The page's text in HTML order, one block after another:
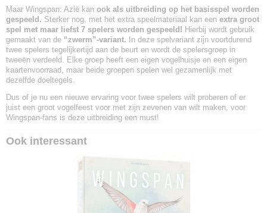
Maar Wingspan: Azië kan ook als uitbreiding op het basisspel worden
gespeeld. Sterker nog, met het extra speelmateriaal kan een extra groot
spel met maar liefst 7 spelers worden gespeeld! Hierbij wordt gebruik
gemaakt van de “zwerm”-variant.
In deze spelvariant zijn voortdurend
twee spelers tegelijkertijd aan de beurt en wordt de spelersgroep in
tweeën verdeeld. Elke groep heeft een eigen vogelhuisje en een eigen
kaartenvoorraad, maar beide groepen spelen wel gezamenlijk met
dezelfde doeltegels.
Dus of je nu een nieuwe ervaring voor twee spelers wilt proberen of er
juist een groot vogelfeest voor met zijn zevenen van wilt maken, voor
Wingspan-fans is deze uitbreiding een must!
Ook interessant